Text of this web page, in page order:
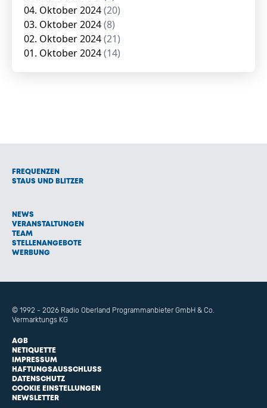
04. Oktober 2024(20)
03. Oktober 2024(8)
02. Oktober 2024(21)
01. Oktober 2024(14)
FREQUENZEN
STAUS UND BLITZER
NEWS
VERANSTALTUNGEN
TEAM
STELLENANGEBOTE
WERBUNG
© 1992 - 2026 Radio Oberland Programmanbieter GmbH & Co.
Vermarktungs KG
AGB
NETIQUETTE
IMPRESSUM
HAFTUNGSAUSSCHLUSS
DATENSCHUTZ
COOKIE EINSTELLUNGEN
NEWSLETTER